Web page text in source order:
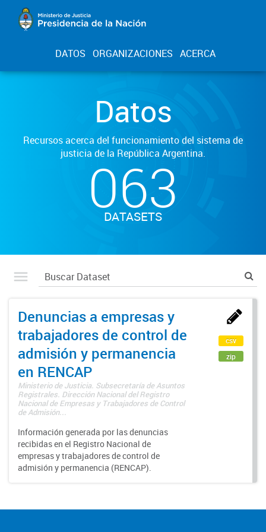
DATOS ORGANIZACIONES ACERCA
Datos
Recursos acerca del funcionamiento del sistema de
justicia de la República Argentina.
063
DATASETS
Denuncias a empresas y
trabajadores de control de
admisión y permanencia
en RENCAP
Ministerio de Justicia. Subsecretaría de Asuntos
Registrales. Dirección Nacional del Registro
Nacional de Empresas y Trabajadores de Control
de Admisión...
Información generada por las denuncias
recibidas en el Registro Nacional de
empresas y trabajadores de control de
admisión y permanencia (RENCAP).
csv
zip